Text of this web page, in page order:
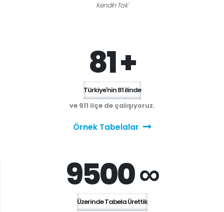
Kendin Tak'
81 +
Türkiye'nin 81 ilinde
ve 911 ilçe de çalışıyoruz.
Örnek Tabelalar
9500 ∞
Üzerinde Tabela Ürettik